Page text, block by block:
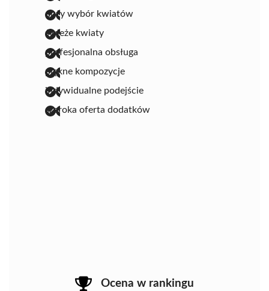
duży wybór kwiatów
świeże kwiaty
profesjonalna obsługa
piękne kompozycje
indywidualne podejście
szeroka oferta dodatków
Ocena w rankingu